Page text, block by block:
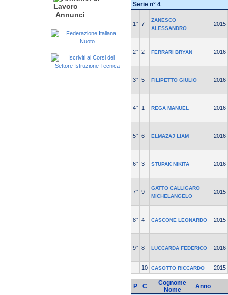
Annunci
Serie n° 4
1° 7
ZANESCO
ALESSANDRO
2015
2° 2 FERRARI BRYAN 2016
3° 5 FILIPETTO GIULIO 2016
4° 1 REGA MANUEL 2016
5° 6 ELMAZAJ LIAM 2016
6° 3 STUPAK NIKITA 2016
7° 9
GATTO CALLIGARO
MICHELANGELO
2015
8° 4 CASCONE LEONARDO 2015
9° 8 LUCCARDA FEDERICO 2016
- 10 CASOTTO RICCARDO 2015
P C
Cognome
Nome
Anno